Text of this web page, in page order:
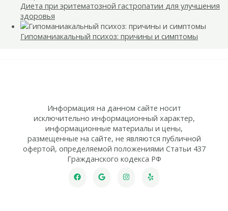
Диета при эритематозной гастропатии для улучшения
здоровья
Гипоманиакальный психоз: причины и симптомы
Информация на данном сайте носит
исключительно информационный характер,
информационные материалы и цены,
размещенные на сайте, не являются публичной
офертой, определяемой положениями Статьи 437
Гражданского кодекса РФ